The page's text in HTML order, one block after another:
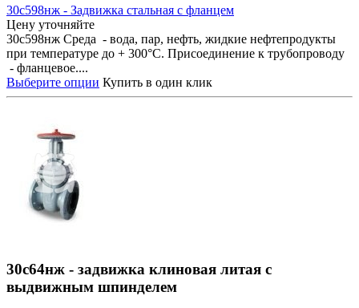
30с598нж - Задвижка стальная с фланцем
Цену уточняйте
30с598нж Среда - вода, пар, нефть, жидкие нефтепродукты
при температуре до + 300°С. Присоединение к трубопроводу
- фланцевое....
Выберите опции Купить в один клик
30с64нж - задвижка клиновая литая с
выдвижным шпинделем